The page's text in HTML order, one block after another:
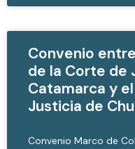
Convenio
de la Corte de
Catamarca y
Justicia de
Convenio Marco de